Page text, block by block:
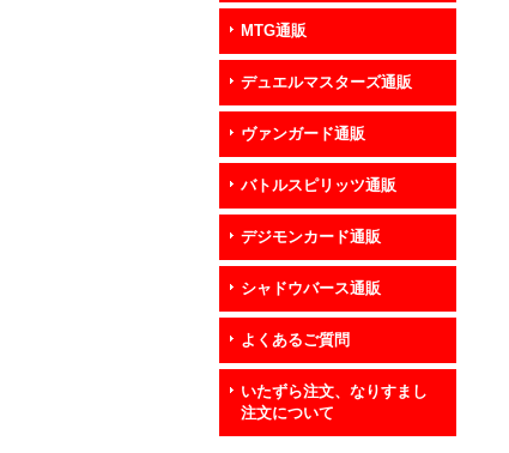
MTG通販
デュエルマスターズ通販
ヴァンガード通販
バトルスピリッツ通販
デジモンカード通販
シャドウバース通販
よくあるご質問
いたずら注文、なりすまし
注文について